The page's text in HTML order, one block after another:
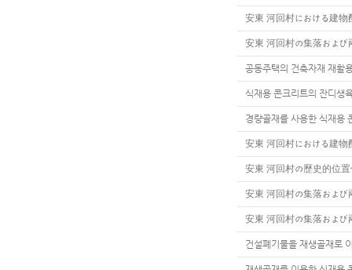
安東 河回村における建
安東 河回村の集落およ
공동주택의 건축자재 재활
식재용 콘크리트의 잔디생
경량골재를 사용한 식재용
安東 河回村における建
安東 河回村の歷史的位
安東 河回村の集落およ
安東 河回村の集落およ
건설폐기물을 재생골재로